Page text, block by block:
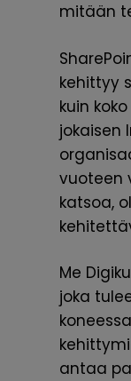
mitään
kehittyy
kuin
jokaisen
vuoteen
katsoa,
Me
joka
antaa